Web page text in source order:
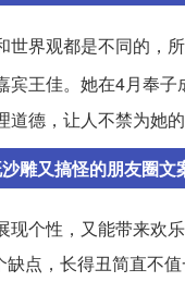
世界观都是不同的，
宾王佳。她在4月奉
道德，让人不禁为她
雕又搞怪的朋友圈文
现个性，又能带来欢
缺点，长得丑简直不